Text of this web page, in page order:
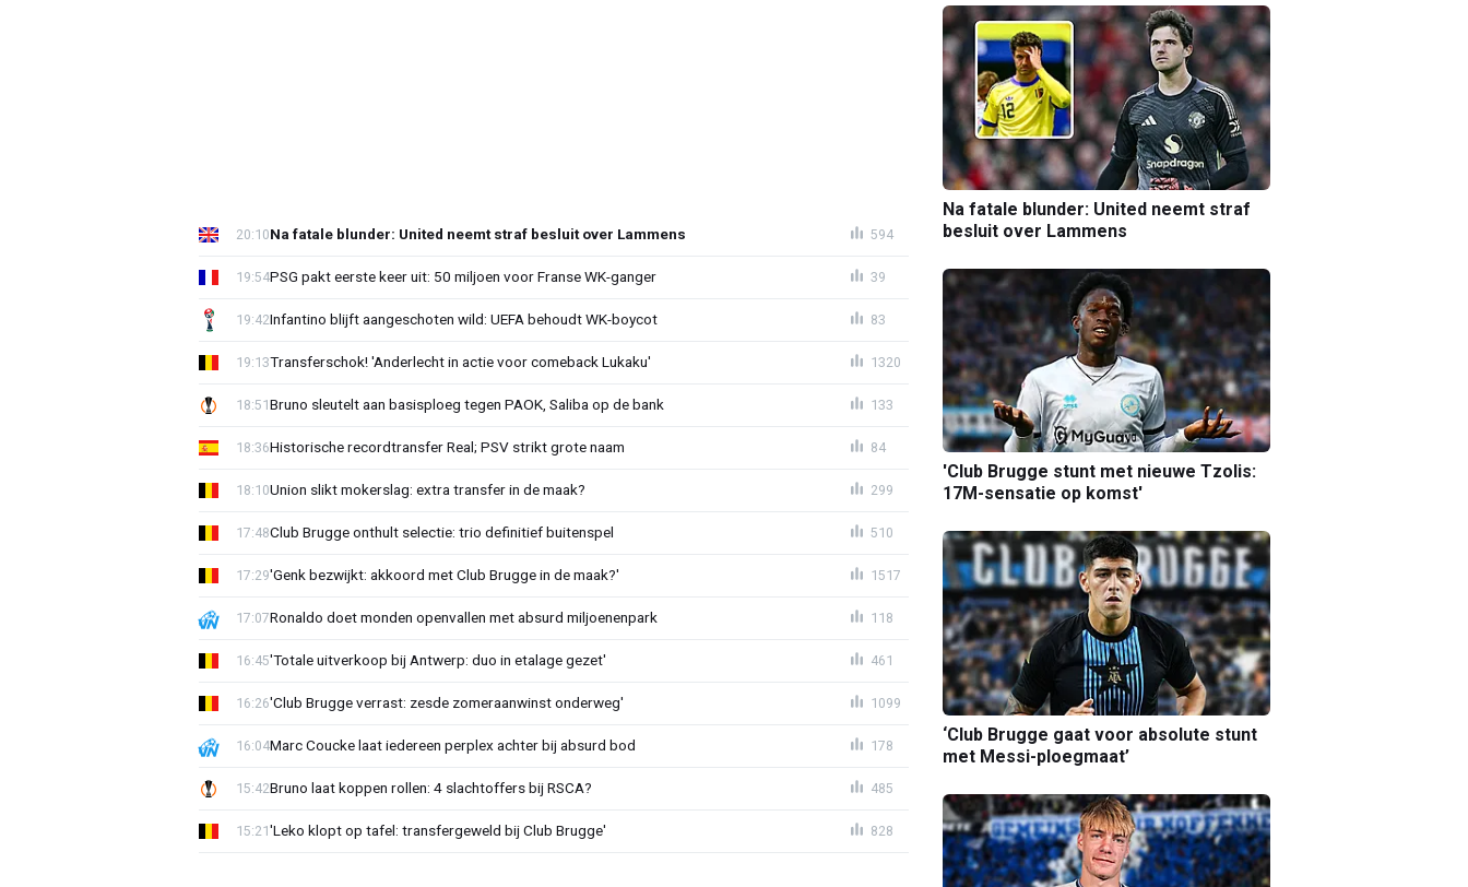
Na fatale blunder: United neemt straf besluit over Lammens
20:10 594
PSG pakt eerste keer uit: 50 miljoen voor Franse WK-ganger
19:54 39
Infantino blijft aangeschoten wild: UEFA behoudt WK-boycot
19:42 83
Transferschok! 'Anderlecht in actie voor comeback Lukaku'
19:13 1320
Bruno sleutelt aan basisploeg tegen PAOK, Saliba op de bank
18:51 133
Historische recordtransfer Real; PSV strikt grote naam
18:36 84
Union slikt mokerslag: extra transfer in de maak?
18:10 299
Club Brugge onthult selectie: trio definitief buitenspel
17:48 510
'Genk bezwijkt: akkoord met Club Brugge in de maak?'
17:29 1517
Ronaldo doet monden openvallen met absurd miljoenenpark
17:07 118
'Totale uitverkoop bij Antwerp: duo in etalage gezet'
16:45 461
'Club Brugge verrast: zesde zomeraanwinst onderweg'
16:26 1099
Marc Coucke laat iedereen perplex achter bij absurd bod
16:04 178
Bruno laat koppen rollen: 4 slachtoffers bij RSCA?
15:42 485
'Leko klopt op tafel: transfergeweld bij Club Brugge'
15:21 828
Na fatale blunder: United neemt straf
besluit over Lammens
'Club Brugge stunt met nieuwe Tzolis:
17M-sensatie op komst'
‘Club Brugge gaat voor absolute stunt
met Messi-ploegmaat’